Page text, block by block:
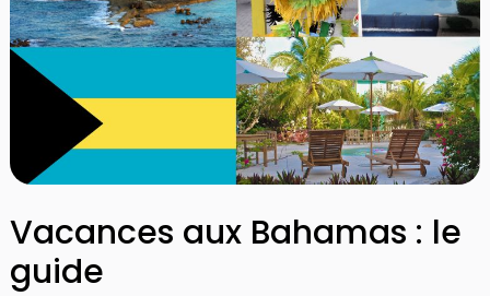
Vacances aux Bahamas : le
guide